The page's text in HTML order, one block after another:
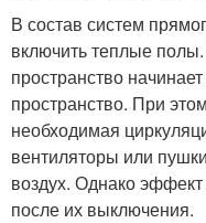
В состав систем
включить теплые
пространство
пространство. При
необходимая
вентиляторы или
воздух. Однако эффект
после их выключения.